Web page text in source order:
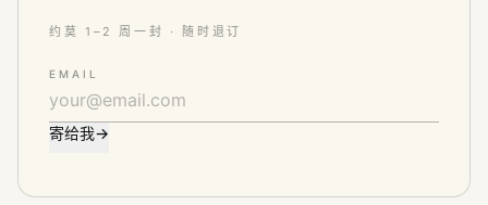
约莫 1–2 周一封 · 随时退订
EMAIL
寄给我→